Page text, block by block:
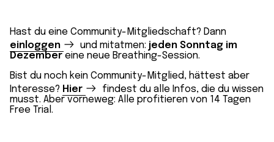
Hast du eine Community-Mitgliedschaft? Dann
einloggen
und mitatmen: jeden Sonntag im
Dezember eine neue Breathing-Session.
Bist du noch kein Community-Mitglied, hättest aber
Interesse? Hier
findest du alle Infos, die du wissen
musst. Aber vorneweg: Alle profitieren von 14 Tagen
Free Trial.